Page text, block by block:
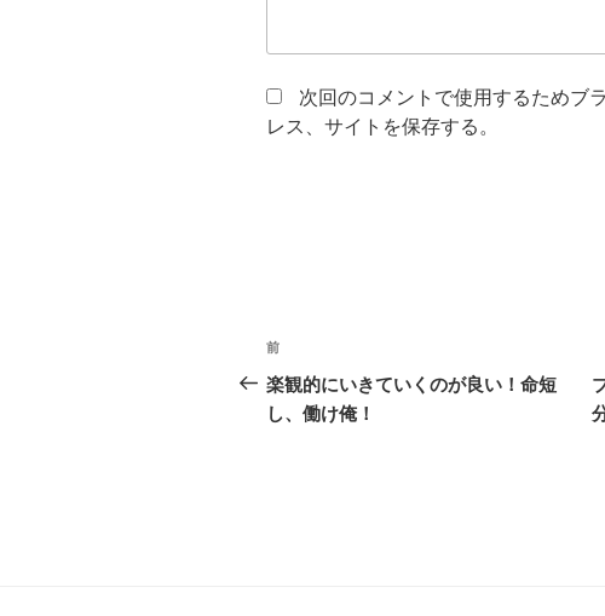
次回のコメントで使用するためブ
レス、サイトを保存する。
投
稿
ナ
前
の
投
前
楽観的にいきていくのが良い！命短
し、働け俺！